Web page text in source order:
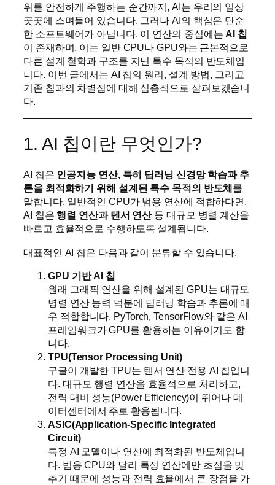
위를 안전하게 주행하는 순간까지, AI는 우리의 일상
곳곳에 스며들어 있습니다. 그러나 AI의 핵심은 단순
한 소프트웨어가 아닙니다. 이 연산의 중심에는AI 칩
이 존재하며, 이는 일반 CPU나 GPU와는 근본적으로
다른 설계 철학과 구조를 지닌 특수 목적의 반도체입
니다. 이번 글에서는 AI 칩의 원리, 설계 방법, 그리고
기존 칩과의 차별점에 대해 심층적으로 살펴보겠습니
다.
1. AI 칩이란 무엇인가?
AI 칩은 인공지능 연산, 특히 딥러닝 신경망 학습과 추
론을 최적화하기 위해 설계된 특수 목적의 반도체를
말합니다. 일반적인 CPU가 범용 연산에 적합하다면,
AI 칩은 행렬 연산과 텐서 연산등 대규모 병렬 계산을
빠르고 효율적으로 수행하도록 설계됩니다.
대표적인 AI 칩은 다음과 같이 분류할 수 있습니다.
GPU 기반 AI 칩
원래 그래픽 연산을 위해 설계된 GPU는 대규모
병렬 연산 능력 덕분에 딥러닝 학습과 추론에 매
우 적합합니다. PyTorch, TensorFlow와 같은 AI
프레임워크가 GPU를 활용하는 이유이기도 합
니다.
TPU(Tensor Processing Unit)
구글이 개발한 TPU는 텐서 연산 전용 AI 칩입니
다. 대규모 행렬 연산을 효율적으로 처리하고,
전력 대비 성능(Power Efficiency)이 뛰어나 데
이터센터에서 주로 활용됩니다.
ASIC(Application-Specific Integrated
Circuit)
특정 AI 모델이나 연산에 최적화된 반도체입니
다. 범용 CPU와 달리 특정 연산에만 초점을 맞
추기 때문에 성능과 전력 효율에서 큰 장점을 가